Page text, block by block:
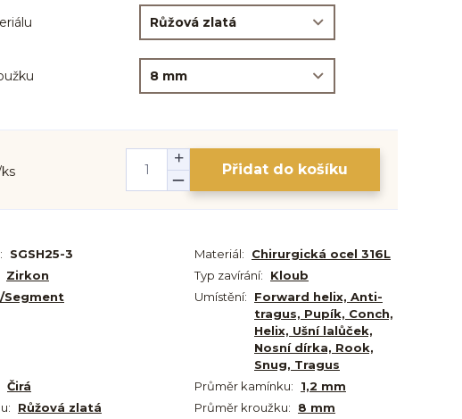
ks Přidat do košíku
SGSH25-3 Materiál:
Chirurgická ocel 316L
Zirkon Typ zavírání:
Kloub
Segment Umístění:
Forward helix, Anti-
tragus, Pupík, Conch,
Helix, Ušní lalůček,
Nosní dírka, Rook,
Snug, Tragus
Čirá Průměr kamínku:
1,2 mm
Růžová zlatá Průměr kroužku:
8 mm